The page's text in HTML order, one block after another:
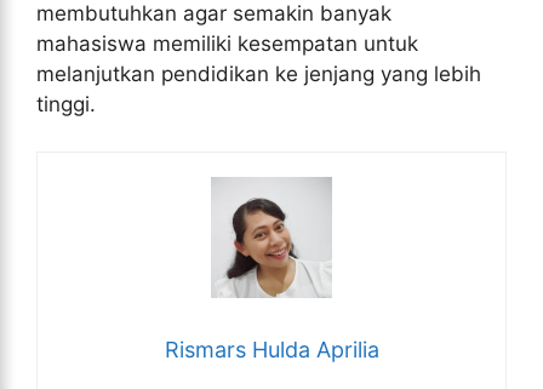
membutuhkan agar semakin banyak
mahasiswa memiliki kesempatan untuk
melanjutkan pendidikan ke jenjang yang lebih
tinggi.
Rismars Hulda Aprilia